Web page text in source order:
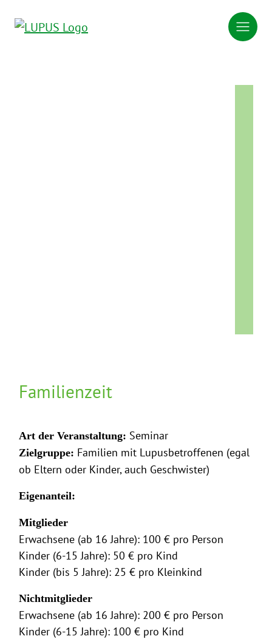
Familienzeit
Art der Veranstaltung: Seminar
Zielgruppe: Familien mit Lupusbetroffenen (egal
ob Eltern oder Kinder, auch Geschwister)
Eigenanteil:
Mitglieder
Erwachsene (ab 16 Jahre): 100 € pro Person
Kinder (6-15 Jahre): 50 € pro Kind
Kinder (bis 5 Jahre): 25 € pro Kleinkind
Nichtmitglieder
Erwachsene (ab 16 Jahre): 200 € pro Person
Kinder (6-15 Jahre): 100 € pro Kind